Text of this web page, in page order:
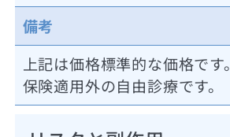
備考
上記は価格標準的な価格です。
保険適用外の自由診療です。